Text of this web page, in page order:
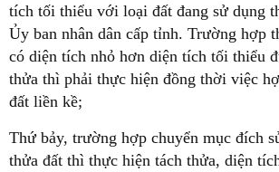
tích tối thiểu với loại đất đang sử dụng
Ủy ban nhân dân cấp tỉnh. Trường hợp
có diện tích nhỏ hơn diện tích tối thiểu
thửa thì phải thực hiện đồng thời việc
đất liền kề;
Thứ bảy, trường hợp chuyển mục đích
thửa đất thì thực hiện tách thửa, diện